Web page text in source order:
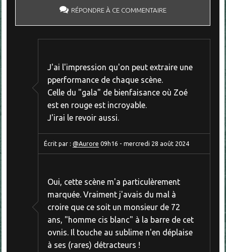
RÉPONDRE À CE COMMENTAIRE
J'ai l'impression qu'on peut extraire une
pperformance de chaque scène.
Celle du "gala" de bienfaisance où Zoé
est en rouge est incroyable.
J'irai le revoir aussi.
Écrit par : @Aurore 09h16 - mercredi 28 août 2024
Oui, cette scène m'a particulèrement
marquée. Vraiment j'avais du mal à
croire que ce soit un monsieur de 72
ans, "homme cis blanc" à la barre de cet
ovnis. Il touche au sublime n'en déplaise
à ses (rares) détracteurs !